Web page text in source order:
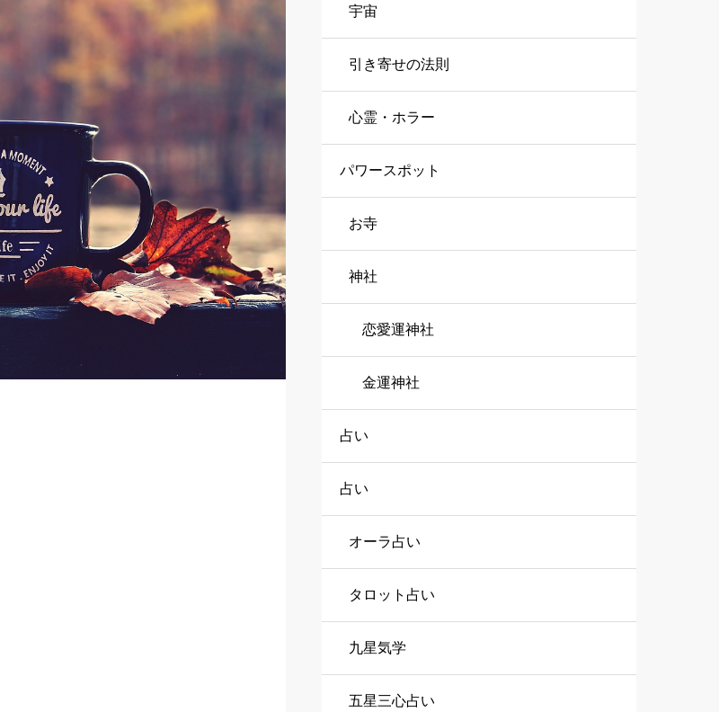
宇宙
引き寄せの法則
心霊・ホラー
パワースポット
お寺
神社
恋愛運神社
金運神社
占い
占い
オーラ占い
タロット占い
九星気学
五星三心占い